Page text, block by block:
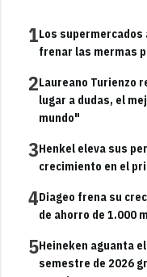
1Los
frenar las mermas
2Laureano Turienzo
lugar a dudas, el
mundo"
3Henkel eleva sus
crecimiento en el
4Diageo frena su
de ahorro de 1.000
5Heineken aguanta
semestre de 2026